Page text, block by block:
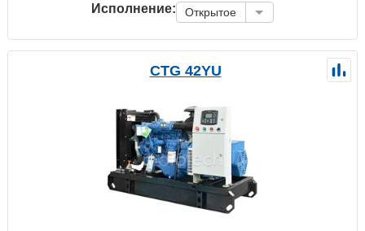
Исполнение: Открытое
CTG 42YU